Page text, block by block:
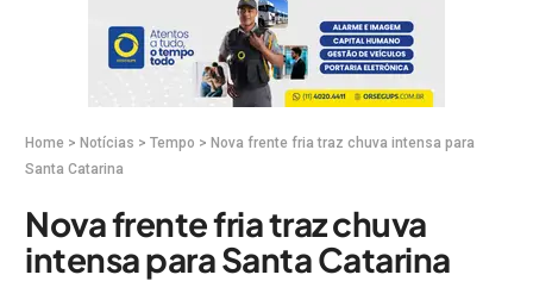
Home > Notícias > Tempo > Nova frente fria traz chuva intensa para
Santa Catarina
Nova frente fria traz chuva
intensa para Santa Catarina